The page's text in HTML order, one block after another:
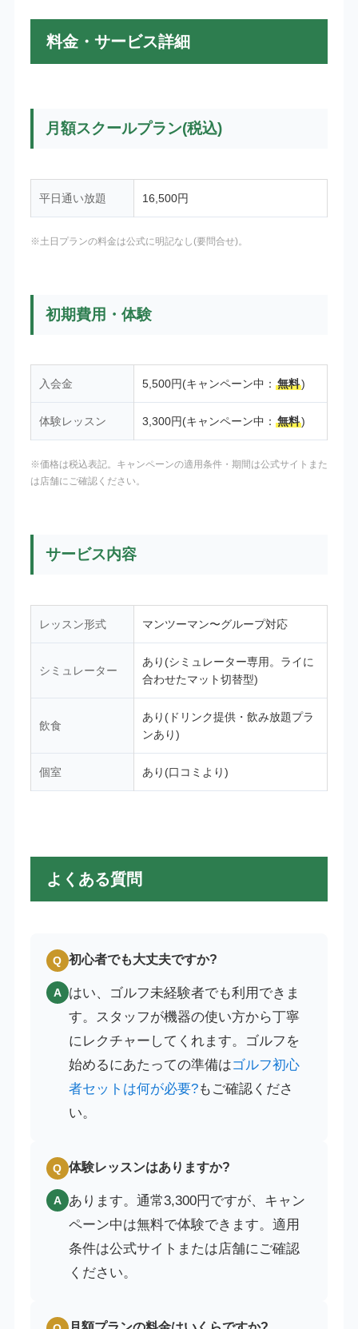
料金・サービス詳細
月額スクールプラン(税込)
平日通い放題 16,500円
※土日プランの料金は公式に明記なし(要問合せ)。
初期費用・体験
入会金 5,500円(キャンペーン中： 無料)
体験レッスン 3,300円(キャンペーン中： 無料)
※価格は税込表記。キャンペーンの適用条件・期間は公式サイトまた
は店舗にご確認ください。
サービス内容
レッスン形式 マンツーマン〜グループ対応
シミュレーター
あり(シミュレーター専用。ライに
合わせたマット切替型)
飲食
あり(ドリンク提供・飲み放題プラ
ンあり)
個室 あり(口コミより)
よくある質問
Q 初心者でも大丈夫ですか?
A はい、ゴルフ未経験者でも利用できま
す。スタッフが機器の使い方から丁寧
にレクチャーしてくれます。ゴルフを
始めるにあたっての準備はゴルフ初心
者セットは何が必要?もご確認くださ
い。
Q 体験レッスンはありますか?
A あります。通常3,300円ですが、キャン
ペーン中は無料で体験できます。適用
条件は公式サイトまたは店舗にご確認
ください。